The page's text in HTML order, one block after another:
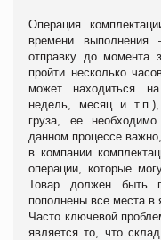
Операция
времени
отправку до момента
пройти несколько
может находиться
недель, месяц и
груза, ее
данном процессе
в компании
операции, которые
Товар должен быть
пополнены все места в
Часто ключевой
является то, что